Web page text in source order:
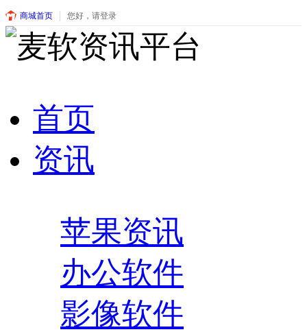
商城首页 您好，请登录
首页
资讯
苹果资讯
办公软件
影像软件